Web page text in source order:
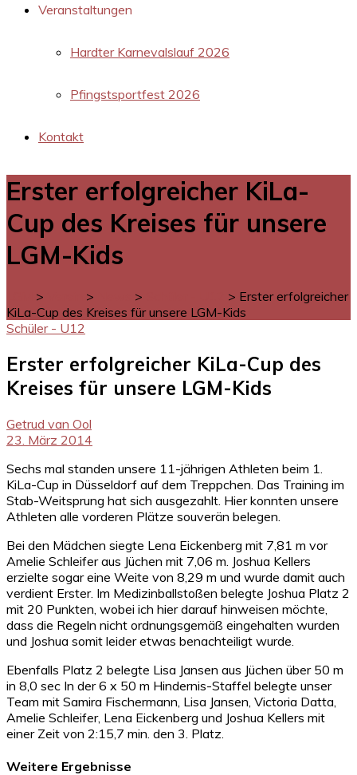
Veranstaltungen
Hardter Karnevalslauf 2026
Pfingstsportfest 2026
Kontakt
Erster erfolgreicher KiLa-
Cup des Kreises für unsere
LGM-Kids
> > > > Erster erfolgreicher
KiLa-Cup des Kreises für unsere LGM-Kids
Schüler - U12
Erster erfolgreicher KiLa-Cup des
Kreises für unsere LGM-Kids
Getrud van Ool
23. März 2014
Sechs mal standen unsere 11-jährigen Athleten beim 1.
KiLa-Cup in Düsseldorf auf dem Treppchen. Das Training im
Stab-Weitsprung hat sich ausgezahlt. Hier konnten unsere
Athleten alle vorderen Plätze souverän belegen.
Bei den Mädchen siegte Lena Eickenberg mit 7,81 m vor
Amelie Schleifer aus Jüchen mit 7,06 m. Joshua Kellers
erzielte sogar eine Weite von 8,29 m und wurde damit auch
verdient Erster. Im Medizinballstoßen belegte Joshua Platz 2
mit 20 Punkten, wobei ich hier darauf hinweisen möchte,
dass die Regeln nicht ordnungsgemäß eingehalten wurden
und Joshua somit leider etwas benachteiligt wurde.
Ebenfalls Platz 2 belegte Lisa Jansen aus Jüchen über 50 m
in 8,0 sec In der 6 x 50 m Hindernis-Staffel belegte unser
Team mit Samira Fischermann, Lisa Jansen, Victoria Datta,
Amelie Schleifer, Lena Eickenberg und Joshua Kellers mit
einer Zeit von 2:15,7 min. den 3. Platz.
Weitere Ergebnisse